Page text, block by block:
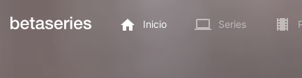
Inicio Series